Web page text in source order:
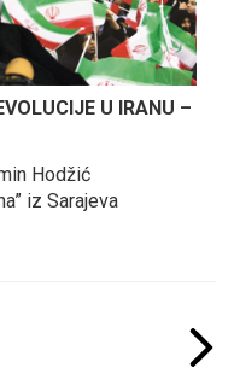
U IRANU –
Hodžić
iz Sarajeva